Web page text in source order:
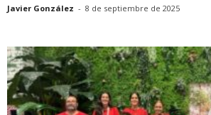
Javier González - 8 de septiembre de 2025